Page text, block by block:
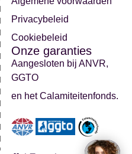
Privacybeleid
Cookiebeleid
Onze garanties
Aangesloten bij ANVR,
GGTO
en het Calamiteitenfonds.